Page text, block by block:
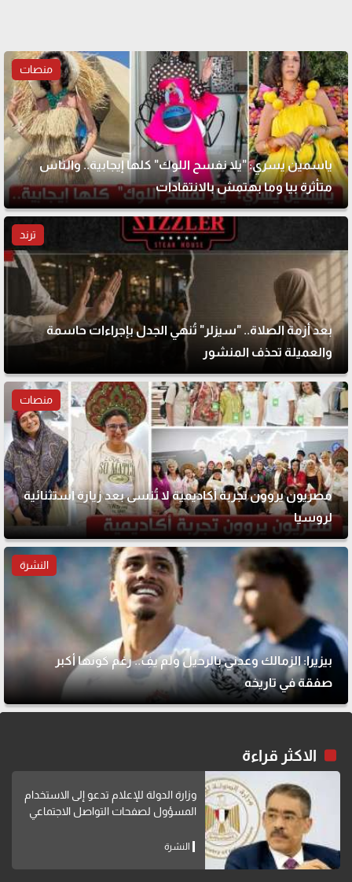
منصات
ياسمين يسري: "يلا نفسح اللوك" كلها إيجابية.. والناس
متأثرة بيا وما بهتمش بالانتقادات
ترند
بعد أزمة الصلاة.. "سيزلر" تُنهي الجدل بإجراءات حاسمة
والعميلة تحذف المنشور
منصات
مصريون يروون تجربة أكاديمية لا تُنسى بعد زيارة استثنائية
لروسيا
النشرة
بيزيرا: الزمالك وعدني بالرحيل ولم يفِ.. رغم كونها أكبر
صفقة في تاريخه
الاكثر قراءة
وزارة الدولة للإعلام تدعو إلى الاستخدام
المسؤول لصفحات التواصل الاجتماعي
النشرة